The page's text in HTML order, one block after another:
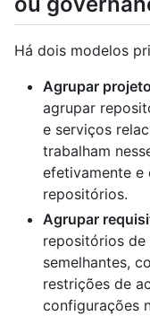
Há dois modelos
Agrupar
agrupar
e serviços
trabalham
efetivamente e
repositórios.
Agrupar
repositórios
semelhantes,
restrições de
configurações